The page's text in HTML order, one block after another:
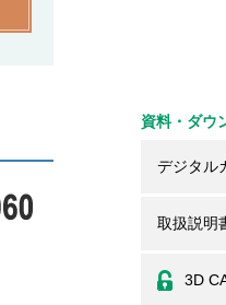
資料・ダウ
デジタル
取扱説明
3D